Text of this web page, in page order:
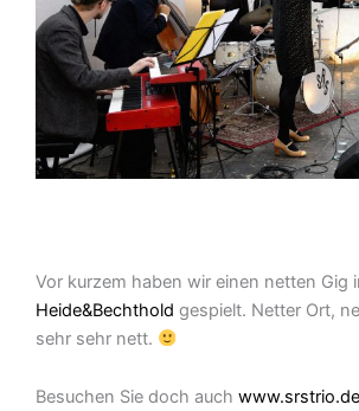
Vor kurzem haben wir einen netten Gig
Heide&Bechthold gespielt. Netter Ort,
sehr sehr nett.
Besuchen Sie doch auch www.srstrio.de